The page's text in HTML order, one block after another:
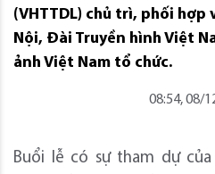
(VHTTDL) chủ trì, phối hợp
Nội, Đài Truyền hình Việt
ảnh Việt Nam tổ chức.
08:54, 08/
Buổi lễ có sự tham dự của